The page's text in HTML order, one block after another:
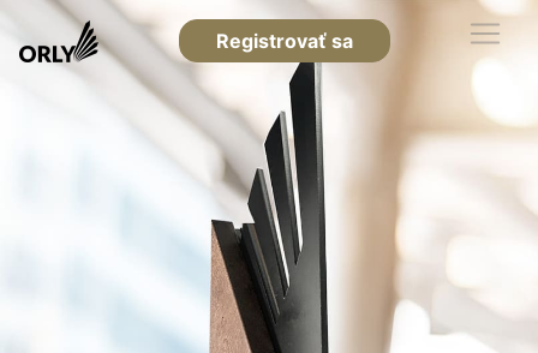
Registrovať sa